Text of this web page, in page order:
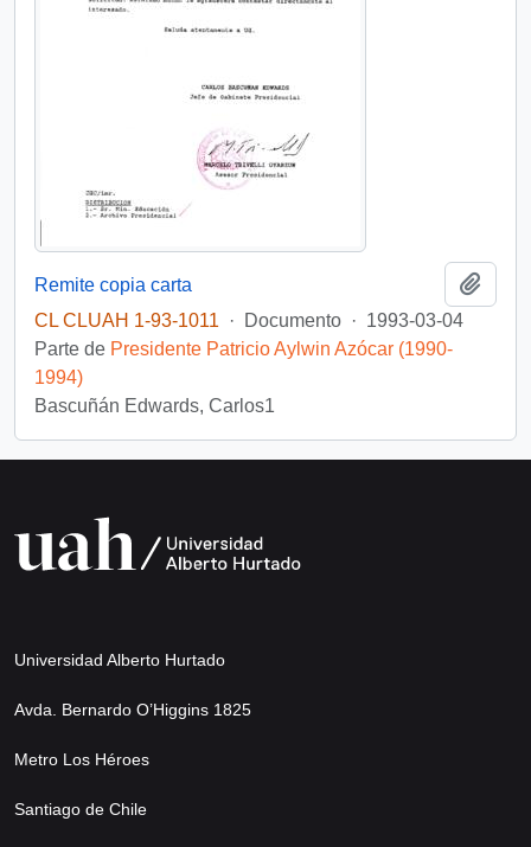
Remite copia carta
CL CLUAH 1-93-1011
· Documento · 1993-03-04
Parte de Presidente Patricio Aylwin Azócar (1990-
1994)
Bascuñán Edwards, Carlos1
Universidad Alberto Hurtado
Avda. Bernardo O’Higgins 1825
Metro Los Héroes
Santiago de Chile